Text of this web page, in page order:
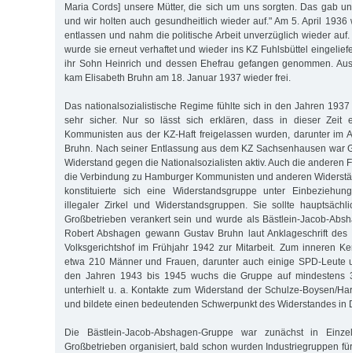
Maria Cords] unsere Mütter, die sich um uns sorgten. Das gab
und wir holten auch gesundheitlich wieder auf." Am 5. April 1936
entlassen und nahm die politische Arbeit unverzüglich wieder
wurde sie erneut verhaftet und wieder ins KZ Fuhlsbüttel
ihr Sohn Heinrich und dessen Ehefrau gefangen genommen.
kam Elisabeth Bruhn am 18. Januar 1937 wieder frei.
Das nationalsozialistische Regime fühlte sich in den Jahren
sehr sicher. Nur so lässt sich erklären, dass in dieser Zeit
Kommunisten aus der KZ-Haft freigelassen wurden, darunter im
Bruhn. Nach seiner Entlassung aus dem KZ Sachsenhausen war
Widerstand gegen die Nationalsozialisten aktiv. Auch die anderen
die Verbindung zu Hamburger Kommunisten und anderen
konstituierte sich eine Widerstandsgruppe unter
illegaler Zirkel und Widerstandsgruppen. Sie sollte
Großbetrieben verankert sein und wurde als Bästlein-Jacob-
Robert Abshagen gewann Gustav Bruhn laut Anklageschrift des
Volksgerichtshof im Frühjahr 1942 zur Mitarbeit. Zum inneren
etwa 210 Männer und Frauen, darunter auch einige SPD-Leute
den Jahren 1943 bis 1945 wuchs die Gruppe auf mindestens
unterhielt u. a. Kontakte zum Widerstand der Schulze-Boysen/
und bildete einen bedeutenden Schwerpunkt des Widerstandes in
Die Bästlein-Jacob-Abshagen-Gruppe war zunächst in
Großbetrieben organisiert, bald schon wurden Industriegruppen